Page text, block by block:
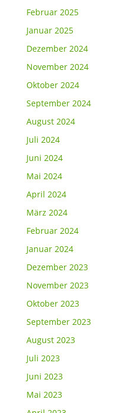
Februar 2025
Januar 2025
Dezember 2024
November 2024
Oktober 2024
September 2024
August 2024
Juli 2024
Juni 2024
Mai 2024
April 2024
März 2024
Februar 2024
Januar 2024
Dezember 2023
November 2023
Oktober 2023
September 2023
August 2023
Juli 2023
Juni 2023
Mai 2023